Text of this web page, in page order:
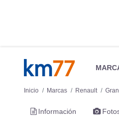
Inicio Marcas Renault
Información